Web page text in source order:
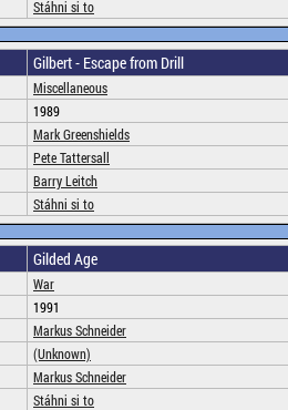
Stáhni si to
Gilbert - Escape from Drill
Miscellaneous
1989
Mark Greenshields
Pete Tattersall
Barry Leitch
Stáhni si to
Gilded Age
War
1991
Markus Schneider
(Unknown)
Markus Schneider
Stáhni si to